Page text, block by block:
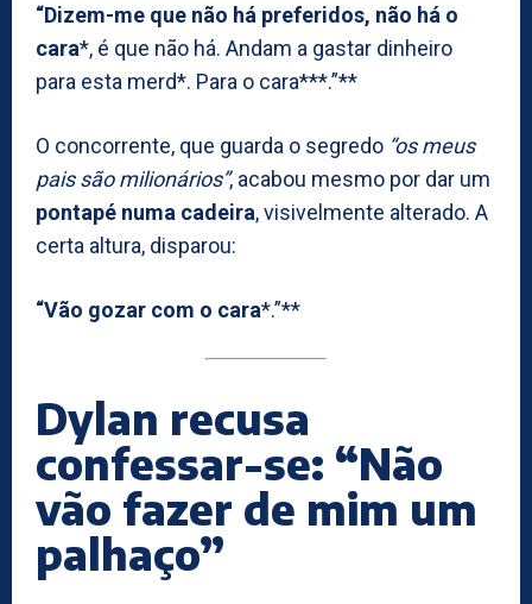
“Dizem-me que não há preferidos, não há o
cara*, é que não há. Andam a gastar dinheiro
para esta merd*. Para o cara***.”**
O concorrente, que guarda o segredo “os meus
pais são milionários”, acabou mesmo por dar um
pontapé numa cadeira, visivelmente alterado. A
certa altura, disparou:
“Vão gozar com o cara*.”**
Dylan recusa
confessar-se: “Não
vão fazer de mim um
palhaço”